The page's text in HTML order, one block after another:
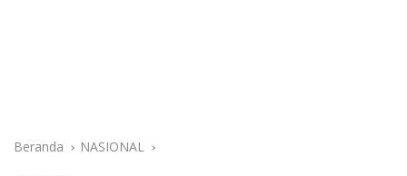
Beranda NASIONAL